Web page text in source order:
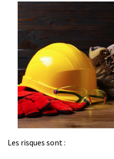
Les risques sont :